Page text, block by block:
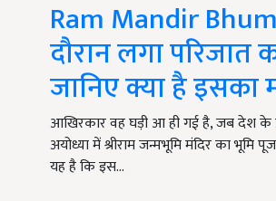
Ram Mandir
दौरान लगा परिजात
जानिए क्या है इसका
आखिरकार वह घड़ी आ ही गई है, जब देश के
अयोध्या में श्रीराम जन्मभूमि मंदिर का भूमि
यह है कि इस…